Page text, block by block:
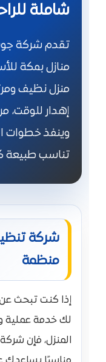
شاملة
تقدم شركة
منازل بمكة
منزل نظيف
إهدار للوقت،
وينفذ خطوات
تناسب طبيعة
شركة
منظمة
إذا كنت تبحث
لك خدمة عملية
المنزل، فإن